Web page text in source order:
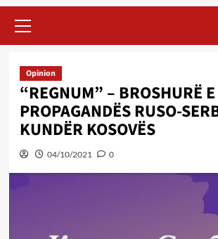
Menu
Opinion
“REGNUM” – BROSHURË E
PROPAGANDËS RUSO-
KUNDËR KOSOVËS
04/10/2021 0